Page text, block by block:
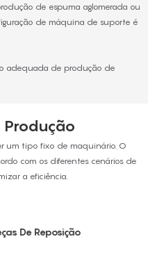
de espuma aglomerada ou
de máquina de suporte é
adequada de produção de
Produção
um tipo fixo de maquinário. O
com os diferentes cenários de
a eficiência.
De Reposição